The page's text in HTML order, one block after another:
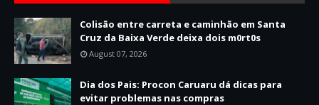
Colisão entre carreta e caminhão em Santa
Cruz da Baixa Verde deixa dois m0rt0s
August 07, 2026
Dia dos Pais: Procon Caruaru dá dicas para
evitar problemas nas compras